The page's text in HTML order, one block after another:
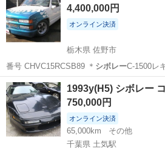
4,400,000円
オンライン決済
栃木県 佐野市
番号 CHVC15RCSB89 ＊ シボレーC-1500レ
栃木 佐野市 その他 車両
1993y(H5) シボレー
750,000円
オンライン決済
65,000km
その他
千葉県 土気駅